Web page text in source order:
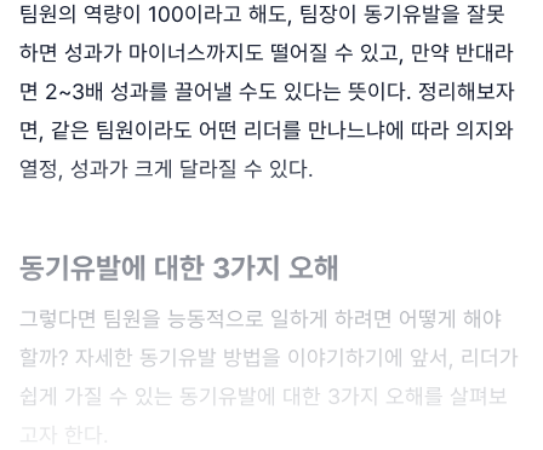
팀원의 역량이 100이라고 해도, 팀장이 동기유발을 잘못
하면 성과가 마이너스까지도 떨어질 수 있고, 만약 반대라
면 2~3배 성과를 끌어낼 수도 있다는 뜻이다. 정리해보자
면, 같은 팀원이라도 어떤 리더를 만나느냐에 따라 의지와
열정, 성과가 크게 달라질 수 있다.
동기유발에 대한 3가지 오해
그렇다면 팀원을 능동적으로 일하게 하려면 어떻게 해야
할까? 자세한 동기유발 방법을 이야기하기에 앞서, 리더가
쉽게 가질 수 있는 동기유발에 대한 3가지 오해를 살펴보
고자 한다.